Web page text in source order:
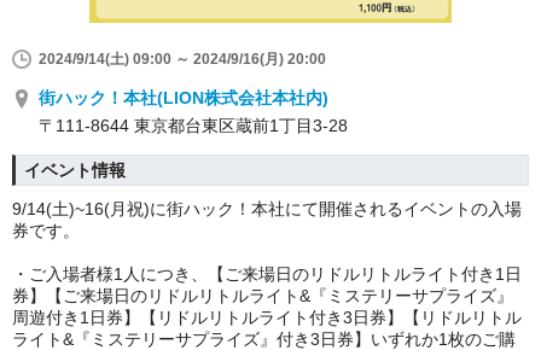
2024/9/14(土) 09:00 ～ 2024/9/16(月) 20:00
街ハック！本社(LION株式会社本社内)
〒111-8644 東京都台東区蔵前1丁目3-28
イベント情報
9/14(土)~16(月祝)に街ハック！本社にて開催されるイベントの入場
券です。
・ご入場者様1人につき、【ご来場日のリドルリトルライト付き1日
券】
【ご来場日のリドルリトルライト&『 ミステリーサプライズ』
周遊付き1日券】
【リドルリトルライト付き3日券】
【リドルリトル
ライト&『ミステリーサプライズ』付き3日券】 いずれか1枚のご購